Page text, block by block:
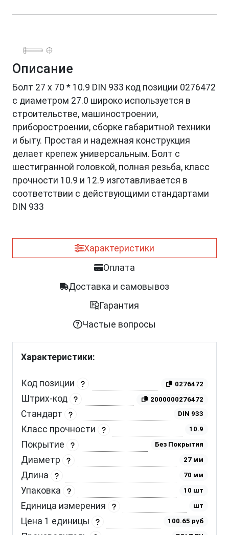
Описание
Болт 27 х 70 * 10.9 DIN 933 код позиции 0276472
с диаметром 27.0 широко используется в
строительстве, машиностроении,
приборостроении, сборке габаритной техники
и быту. Простая и надежная конструкция
делает крепеж универсальным. Болт с
шестигранной головкой, полная резьба, класс
прочности 10.9 и 12.9 изготавливается в
соответствии с действующими стандартами
DIN 933
Характеристики
Оплата
Доставка и самовывоз
Гарантия
Частые вопросы
Характеристики:
Код позиции 0276472
Штрих-код 2000000276472
Стандарт DIN 933
Класс прочности 10.9
Покрытие Без Покрытия
Диаметр 27 мм
Длина 70 мм
Упаковка 10 шт
Единица измерения шт
Цена 1 единицы 100.65 руб